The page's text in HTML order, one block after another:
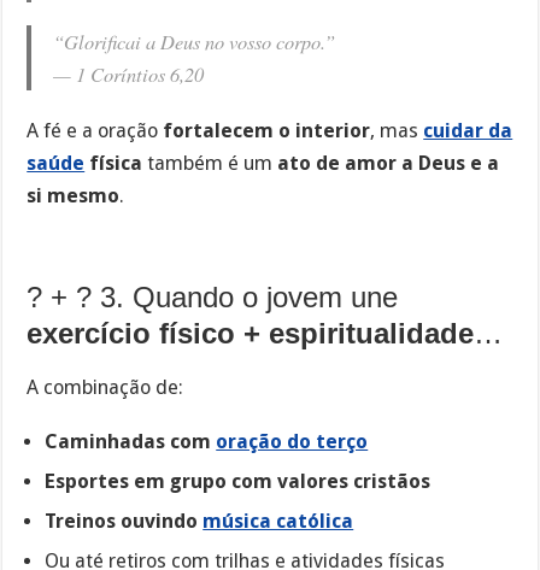
“Glorificai a Deus no vosso corpo.”
— 1 Coríntios 6,20
A fé e a oração fortalecem o interior, mas cuidar da
saúde física também é um ato de amor a Deus e a
si mesmo.
? + ? 3. Quando o jovem une
exercício físico + espiritualidade…
A combinação de:
Caminhadas com oração do terço
Esportes em grupo com valores cristãos
Treinos ouvindo música católica
Ou até retiros com trilhas e atividades físicas